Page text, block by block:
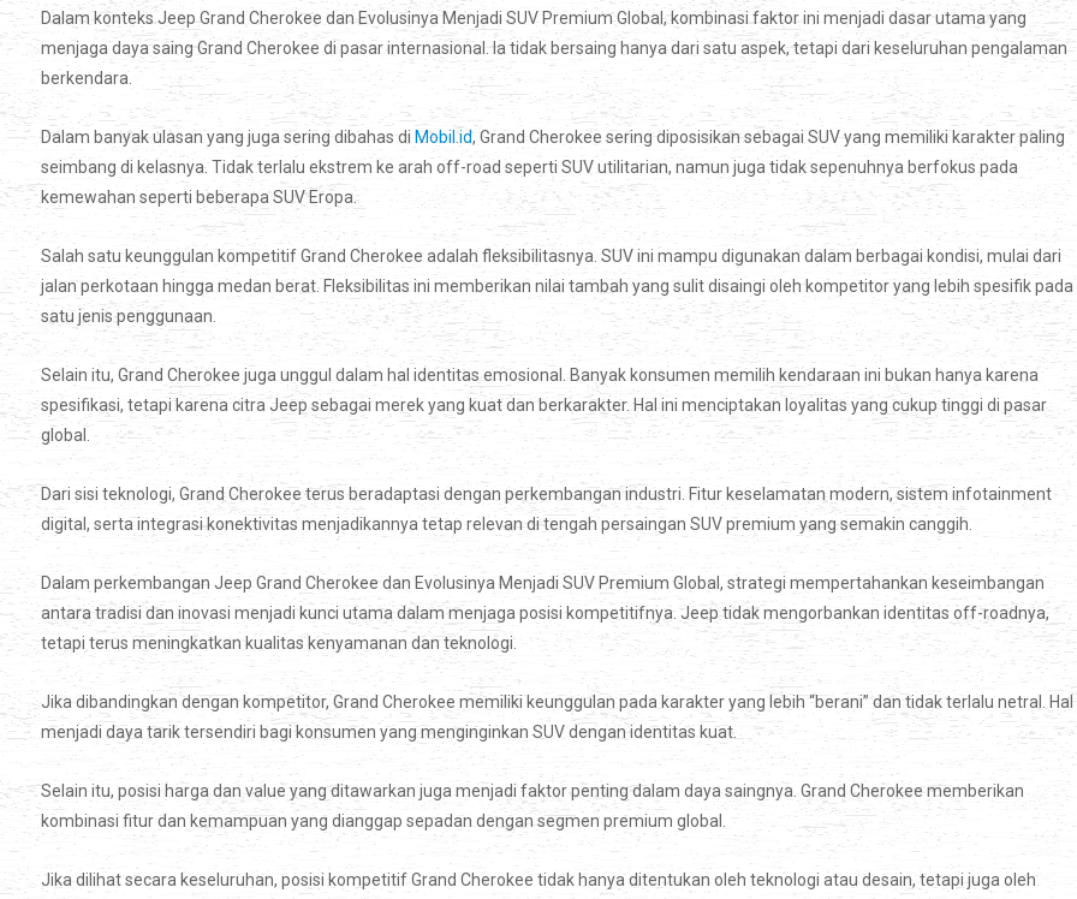
Dalam konteks Jeep Grand Cherokee dan Evolusinya Menjadi SUV Premium Global, kombinasi faktor ini menjadi dasar utama yang
menjaga daya saing Grand Cherokee di pasar internasional. Ia tidak bersaing hanya dari satu aspek, tetapi dari keseluruhan pengalaman
berkendara.
Dalam banyak ulasan yang juga sering dibahas di Mobil.id, Grand Cherokee sering diposisikan sebagai SUV yang memiliki karakter paling
seimbang di kelasnya. Tidak terlalu ekstrem ke arah off-road seperti SUV utilitarian, namun juga tidak sepenuhnya berfokus pada
kemewahan seperti beberapa SUV Eropa.
Salah satu keunggulan kompetitif Grand Cherokee adalah fleksibilitasnya. SUV ini mampu digunakan dalam berbagai kondisi, mulai dari
jalan perkotaan hingga medan berat. Fleksibilitas ini memberikan nilai tambah yang sulit disaingi oleh kompetitor yang lebih spesifik pada
satu jenis penggunaan.
Selain itu, Grand Cherokee juga unggul dalam hal identitas emosional. Banyak konsumen memilih kendaraan ini bukan hanya karena
spesifikasi, tetapi karena citra Jeep sebagai merek yang kuat dan berkarakter. Hal ini menciptakan loyalitas yang cukup tinggi di pasar
global.
Dari sisi teknologi, Grand Cherokee terus beradaptasi dengan perkembangan industri. Fitur keselamatan modern, sistem infotainment
digital, serta integrasi konektivitas menjadikannya tetap relevan di tengah persaingan SUV premium yang semakin canggih.
Dalam perkembangan Jeep Grand Cherokee dan Evolusinya Menjadi SUV Premium Global, strategi mempertahankan keseimbangan
antara tradisi dan inovasi menjadi kunci utama dalam menjaga posisi kompetitifnya. Jeep tidak mengorbankan identitas off-roadnya,
tetapi terus meningkatkan kualitas kenyamanan dan teknologi.
Jika dibandingkan dengan kompetitor, Grand Cherokee memiliki keunggulan pada karakter yang lebih “berani” dan tidak terlalu netral. Hal
menjadi daya tarik tersendiri bagi konsumen yang menginginkan SUV dengan identitas kuat.
Selain itu, posisi harga dan value yang ditawarkan juga menjadi faktor penting dalam daya saingnya. Grand Cherokee memberikan
kombinasi fitur dan kemampuan yang dianggap sepadan dengan segmen premium global.
Jika dilihat secara keseluruhan, posisi kompetitif Grand Cherokee tidak hanya ditentukan oleh teknologi atau desain, tetapi juga oleh